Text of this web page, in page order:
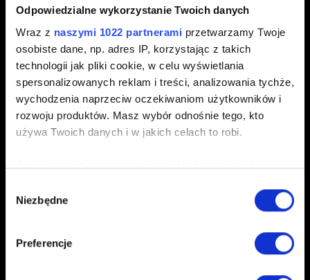
Odpowiedzialne wykorzystanie Twoich danych
Wraz z naszymi 1022 partnerami przetwarzamy Twoje
osobiste dane, np. adres IP, korzystając z takich
technologii jak pliki cookie, w celu wyświetlania
spersonalizowanych reklam i treści, analizowania tychże,
wychodzenia naprzeciw oczekiwaniom użytkowników i
rozwoju produktów. Masz wybór odnośnie tego, kto
używa Twoich danych i w jakich celach to robi.
Jeśli wyrazisz na to zgodę, chcielibyśmy również:
geograficznej z dokładnością nawet do kilku metrów
analizując charakteryzującego je zbiory danych
(fingerprinting, czyli wirtualny odcisk palca)
zgody
Niezbędne
Preferencje
Chcę zgłosić błąd graficzny
Tryb foto
Dźwięk
Chcę zgłosić problem z dźwiękiem
Lokalizacja
Chcę zgłosić problem z lokalizacją